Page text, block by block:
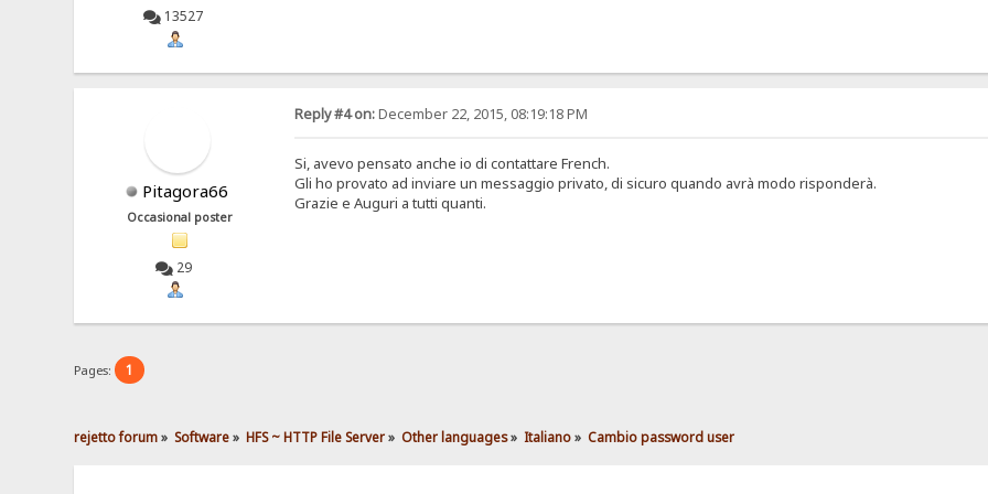
13527
Pitagora66
Occasional poster
29
Reply #4 on:December 22, 2015, 08:19:18 PM
Si, avevo pensato anche io di contattare French.
Gli ho provato ad inviare un messaggio privato, di sicuro quando avrà modo risponderà.
Grazie e Auguri a tutti quanti.
Pages: 1
rejetto forum» Software» HFS ~ HTTP File Server» Other languages» Italiano» Cambio password user